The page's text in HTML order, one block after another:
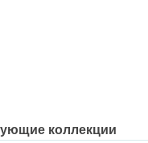
коллекции